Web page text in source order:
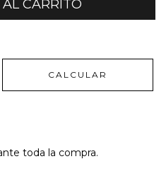
CALCULAR
toda la compra.